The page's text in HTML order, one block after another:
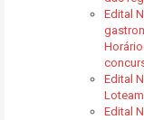
Edital
Edital
Edital